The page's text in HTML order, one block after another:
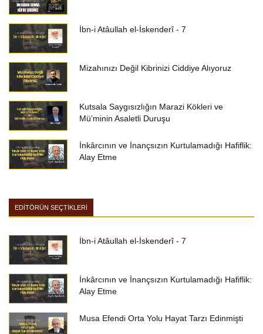
İbn-i Atâullah el-İskenderî - 7
Mizahınızı Değil Kibrinizi Ciddiye Alıyoruz
Kutsala Saygısızlığın Marazi Kökleri ve
Mü’minin Asaletli Duruşu
İnkârcının ve İnançsızın Kurtulamadığı Hafiflik:
Alay Etme
EDİTÖRÜN SEÇTİKLERİ
İbn-i Atâullah el-İskenderî - 7
İnkârcının ve İnançsızın Kurtulamadığı Hafiflik:
Alay Etme
Musa Efendi Orta Yolu Hayat Tarzı Edinmişti